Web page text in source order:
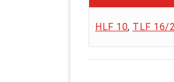
HLF 10, TLF 16/